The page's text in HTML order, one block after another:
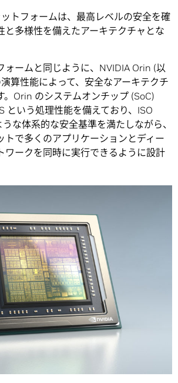
ットフォームは、最高レベルの安全を確
と多様性を備えたアーキテクチャとな
ォームと同じように、NVIDIA Orin (以
算性能によって、安全なアーキテクチ
。Orin のシステムオンチップ (SoC)
という処理性能を備えており、ISO
な体系的な安全基準を満たしながら、
トで多くのアプリケーションとディー
ワークを同時に実行できるように設計